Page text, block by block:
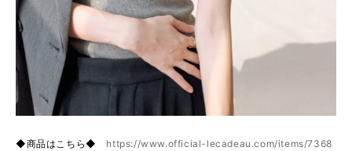
◆商品はこちら◆ https://www.official-lecadeau.com/items/7368